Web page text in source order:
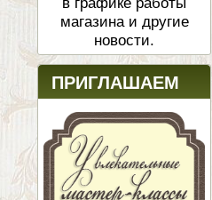
магазина и другие
новости.
ПРИГЛАШАЕМ